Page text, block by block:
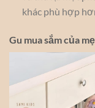
khác phù hợp
Gu mua sắm của